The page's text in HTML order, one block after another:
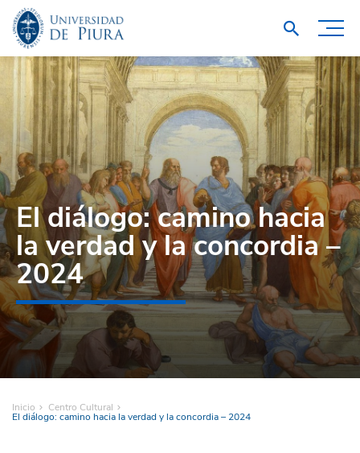
El diálogo: camino hacia
la verdad y la concordia –
2024
Inicio Centro Cultural
El diálogo: camino hacia la verdad y la concordia – 2024